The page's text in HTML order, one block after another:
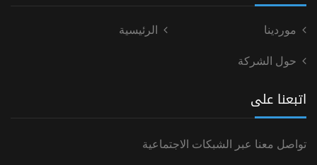
موردينا الرئيسية
حول الشركة
اتبعنا على
تواصل معنا عبر الشبكات الاجتماعية